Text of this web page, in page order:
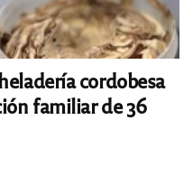
cordobesa
familiar de 36